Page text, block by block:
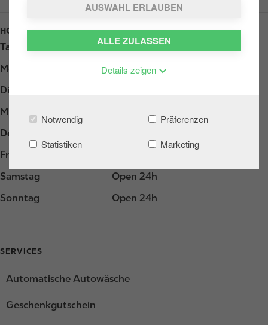
AUSWAHL ERLAUBEN
ALLE ZULASSEN
Details zeigen
Notwendig
Präferenzen
Statistiken
Marketing
HOURS
Tag
Opening hours
Montag
Open 24h
Dienstag
Mittwoch
Donnerstag
Freitag
Samstag
Open 24h
Sonntag
Open 24h
SERVICES
Automatische Autowäsche
Geschenkgutschein